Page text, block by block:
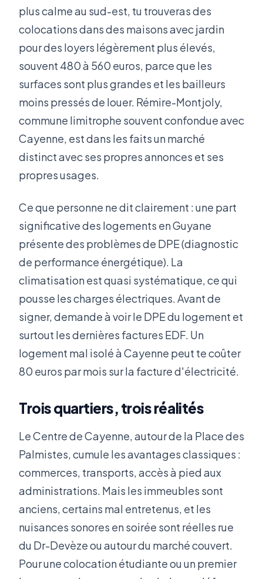
plus calme au sud-est, tu trouveras des
colocations dans des maisons avec jardin
pour des loyers légèrement plus élevés,
souvent 480 à 560 euros, parce que les
surfaces sont plus grandes et les bailleurs
moins pressés de louer. Rémire-Montjoly,
commune limitrophe souvent confondue avec
Cayenne, est dans les faits un marché
distinct avec ses propres annonces et ses
propres usages.
Ce que personne ne dit clairement : une part
significative des logements en Guyane
présente des problèmes de DPE (diagnostic
de performance énergétique). La
climatisation est quasi systématique, ce qui
pousse les charges électriques. Avant de
signer, demande à voir le DPE du logement et
surtout les dernières factures EDF. Un
logement mal isolé à Cayenne peut te coûter
80 euros par mois sur la facture d'électricité.
Trois quartiers, trois réalités
Le Centre de Cayenne, autour de la Place des
Palmistes, cumule les avantages classiques :
commerces, transports, accès à pied aux
administrations. Mais les immeubles sont
anciens, certains mal entretenus, et les
nuisances sonores en soirée sont réelles rue
du Dr-Devèze ou autour du marché couvert.
Pour une colocation étudiante ou un premier